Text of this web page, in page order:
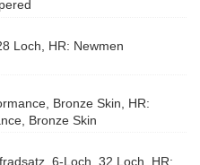
Loch, HR: Newmen
Bronze Skin, HR:
Bronze Skin
6-Loch, 32 Loch, HR: